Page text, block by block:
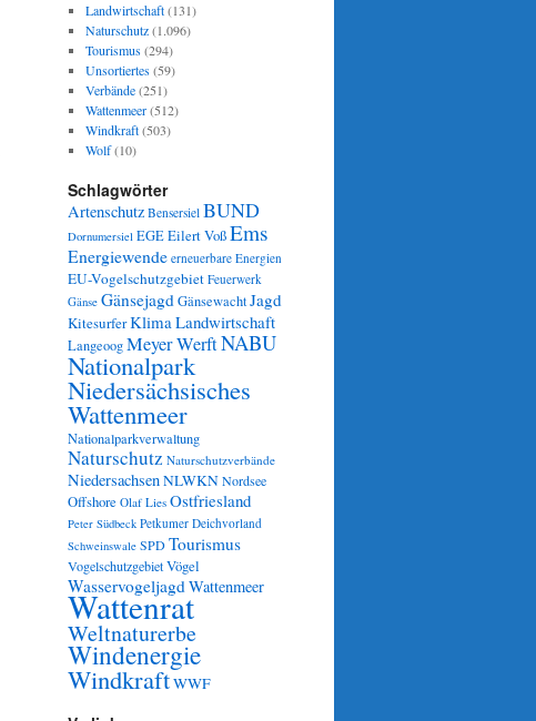
Landwirtschaft(131)
Naturschutz(1.096)
Tourismus(294)
Unsortiertes(59)
Verbände(251)
Wattenmeer(512)
Windkraft(503)
Wolf(10)
Schlagwörter
Artenschutz Bensersiel BUND
Dornumersiel EGEEilert VoßEms
Energiewende erneuerbare Energien
EU-Vogelschutzgebiet Feuerwerk
Gänse GänsejagdGänsewachtJagd
KitesurferKlimaLandwirtschaft
LangeoogMeyer WerftNABU
Nationalpark
Niedersächsisches
Wattenmeer
Nationalparkverwaltung
Naturschutz Naturschutzverbände
NiedersachsenNLWKNNordsee
Offshore Olaf Lies Ostfriesland
Peter Südbeck Petkumer Deichvorland
Schweinswale SPDTourismus
VogelschutzgebietVögel
WasservogeljagdWattenmeer
Wattenrat
Weltnaturerbe
Windenergie
WindkraftWWF